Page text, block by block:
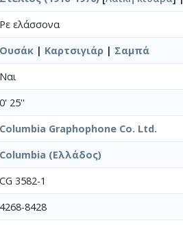
Ρε ελάσσονα
Ουσάκ | Καρτσιγιάρ | Σαμπά
Ναι
0' 25''
Columbia Graphophone Co. Ltd.
Columbia (Ελλάδος)
CG 3582-1
4268-8428